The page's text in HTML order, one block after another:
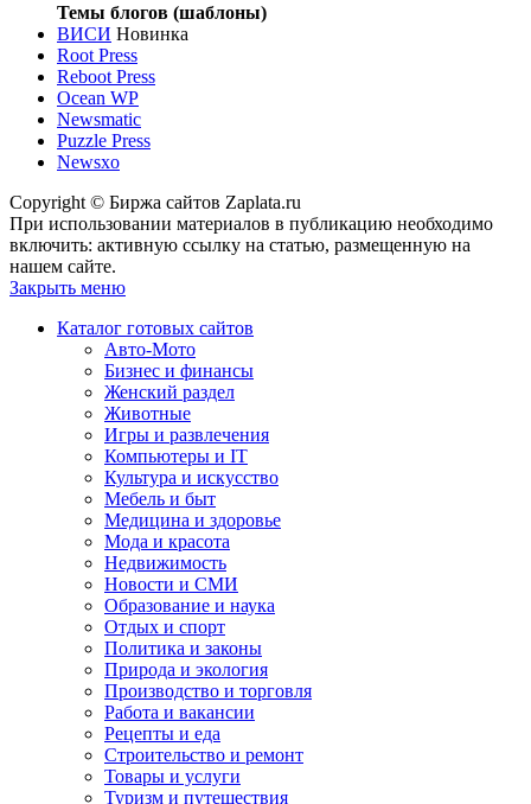
Темы блогов (шаблоны)
ВИСИ Новинка
Root Press
Reboot Press
Ocean WP
Newsmatic
Puzzle Press
Newsxo
Copyright © Биржа сайтов Zaplata.ru
При использовании материалов в публикацию необходимо
включить: активную ссылку на статью, размещенную на
нашем сайте.
Закрыть меню
Каталог готовых сайтов
Авто-Мото
Бизнес и финансы
Женский раздел
Животные
Игры и развлечения
Компьютеры и IT
Культура и искусство
Мебель и быт
Медицина и здоровье
Мода и красота
Недвижимость
Новости и СМИ
Образование и наука
Отдых и спорт
Политика и законы
Природа и экология
Производство и торговля
Работа и вакансии
Рецепты и еда
Строительство и ремонт
Товары и услуги
Туризм и путешествия